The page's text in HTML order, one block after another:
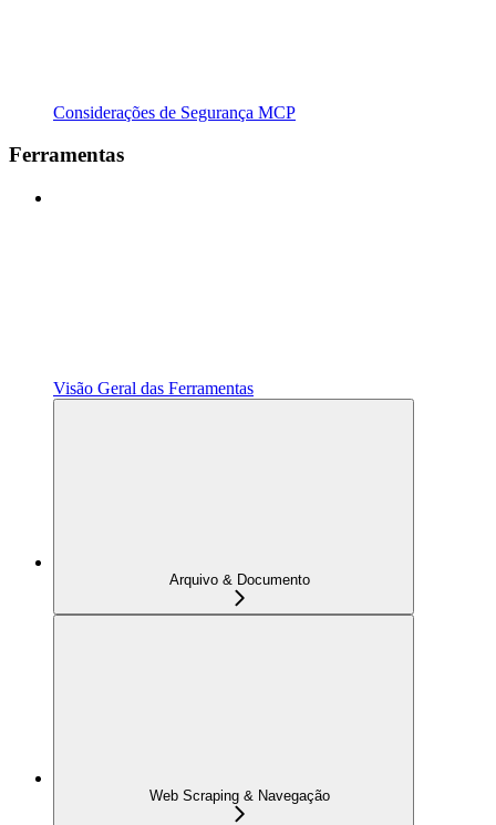
Considerações de Segurança MCP
Ferramentas
Visão Geral das Ferramentas
Arquivo & Documento
Web Scraping & Navegação